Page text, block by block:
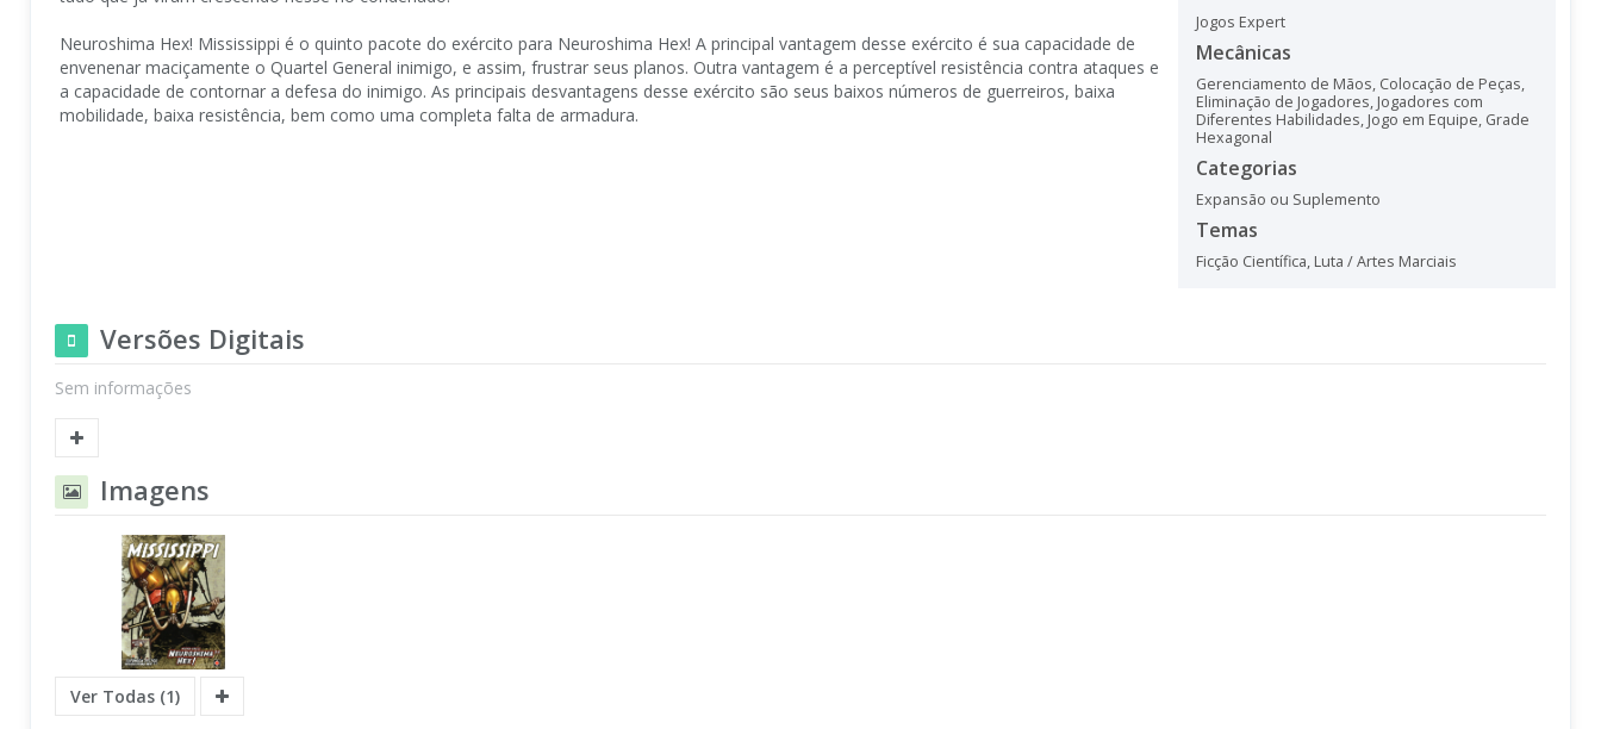
Neuroshima Hex! Mississippi é o quinto pacote do exército para Neuroshima Hex! A principal vantagem desse exército é sua capacidade de
envenenar maciçamente o Quartel General inimigo, e assim, frustrar seus planos. Outra vantagem é a perceptível resistência contra ataques e
a capacidade de contornar a defesa do inimigo. As principais desvantagens desse exército são seus baixos números de guerreiros, baixa
mobilidade, baixa resistência, bem como uma completa falta de armadura.
Jogos Expert
Mecânicas
Gerenciamento de Mãos, Colocação de Peças,
Eliminação de Jogadores, Jogadores com
Diferentes Habilidades, Jogo em Equipe, Grade
Hexagonal
Categorias
Expansão ou Suplemento
Temas
Ficção Científica, Luta / Artes Marciais
Versões Digitais
Sem informações
Imagens
Ver Todas (1)